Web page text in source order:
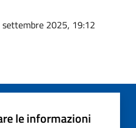
settembre 2025, 19:12
le informazioni